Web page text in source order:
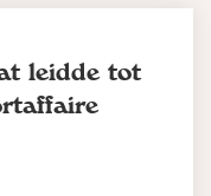
leidde tot